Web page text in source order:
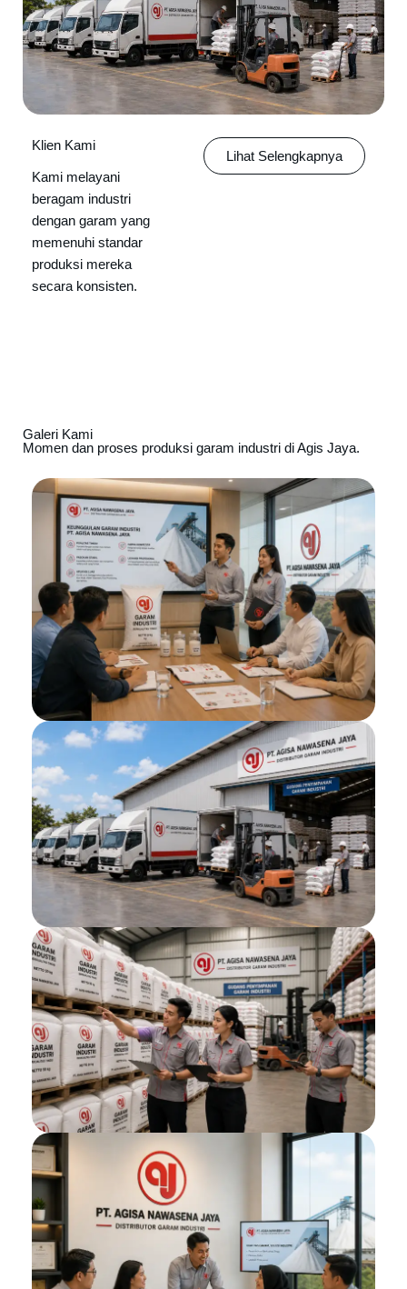
Klien Kami
Kami melayani
beragam industri
dengan garam yang
memenuhi standar
produksi mereka
secara konsisten.
Lihat Selengkapnya
Galeri Kami
Momen dan proses produksi garam industri di Agis Jaya.